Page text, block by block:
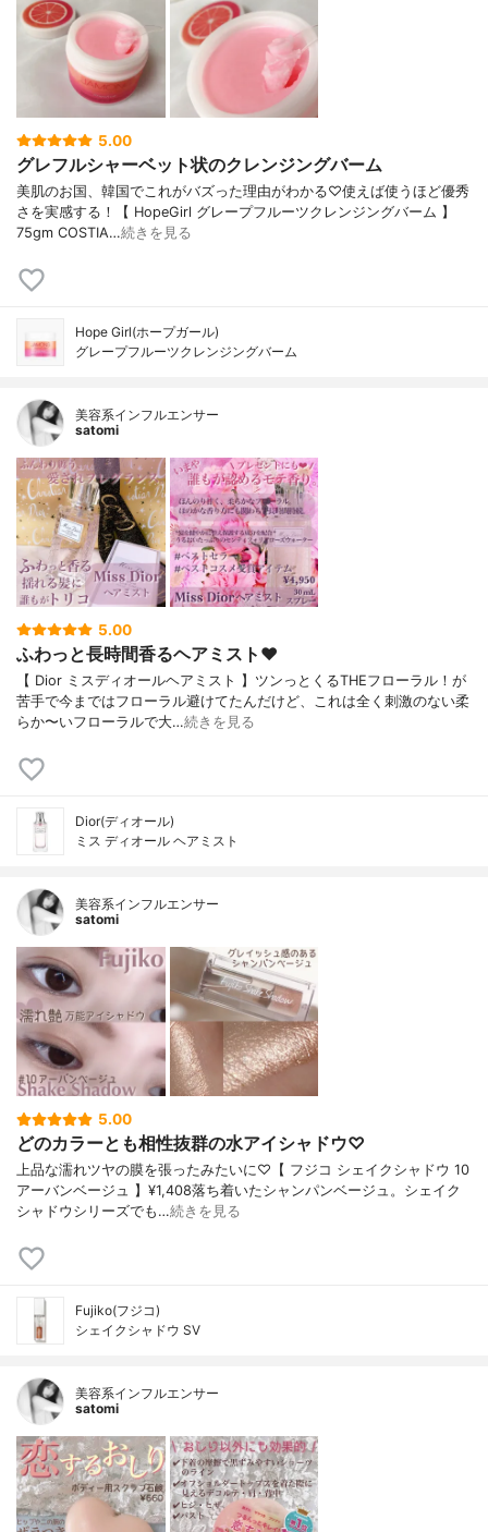
5.00
グレフルシャーベット状のクレンジングバーム
美肌のお国、韓国でこれがバズった理由がわかる♡使えば使うほど優秀
さを実感する！【 HopeGirl グレープフルーツクレンジングバーム 】
75gm COSTIA…続きを見る
Hope Girl(ホープガール)
グレープフルーツクレンジングバーム
美容系インフルエンサー
satomi
5.00
ふわっと長時間香るヘアミスト❤︎
【 Dior ミスディオールヘアミスト 】ツンっとくるTHEフローラル！が
苦手で今まではフローラル避けてたんだけど、これは全く刺激のない柔
らか〜いフローラルで大…続きを見る
Dior(ディオール)
ミス ディオール ヘアミスト
美容系インフルエンサー
satomi
5.00
どのカラーとも相性抜群の水アイシャドウ♡
上品な濡れツヤの膜を張ったみたいに♡【 フジコ シェイクシャドウ 10
アーバンベージュ 】¥1,408落ち着いたシャンパンベージュ。シェイク
シャドウシリーズでも…続きを見る
Fujiko(フジコ)
シェイクシャドウ SV
美容系インフルエンサー
satomi